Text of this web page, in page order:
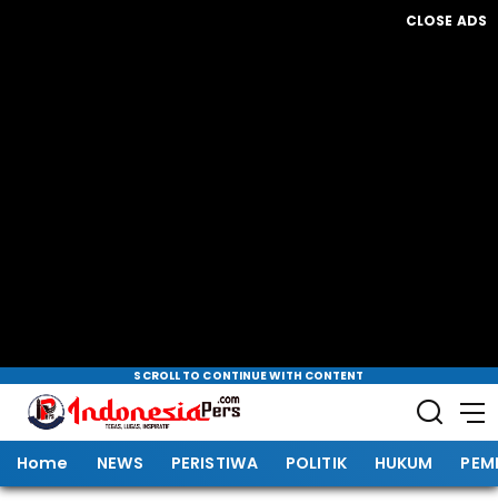
CLOSE ADS
SCROLL TO CONTINUE WITH CONTENT
Home NEWS PERISTIWA POLITIK HUKUM